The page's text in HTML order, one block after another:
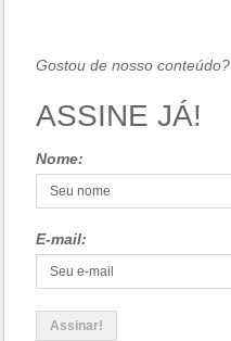
Gostou de nosso conteúdo?
ASSINE JÁ!
Nome:
E-mail: